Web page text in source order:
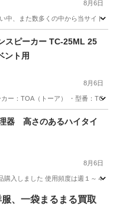
8月6日
数多くの中から当サイトを御
ゴールデン
スピーカー TC-25ML 25
ント用
8月6日
ー：TOA（トーア） ・型番：TC-
器 高さのあるハイタイ
8月6日
入しました 使用頻度は週１～４
電
服、一袋まるまる買取